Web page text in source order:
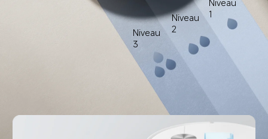
1
Niveau
2
Niveau
3